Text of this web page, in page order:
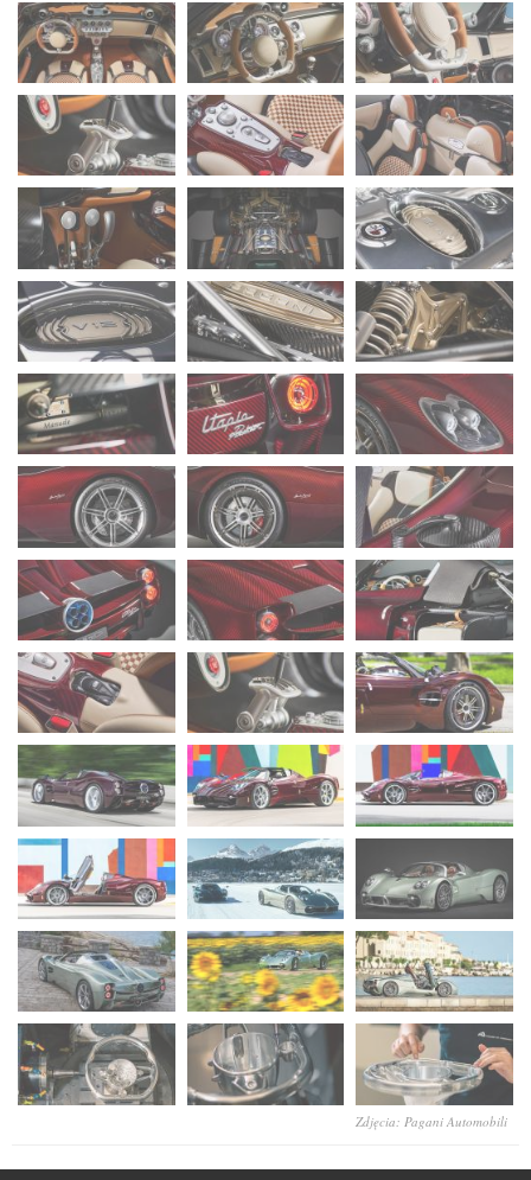
Zdjęcia: Pagani Automobili